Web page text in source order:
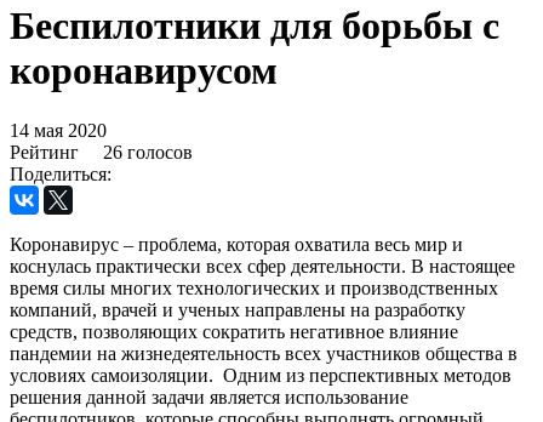
Беспилотники для борьбы с
коронавирусом
14 мая 2020
Рейтинг
26 голосов
Поделиться:
Коронавирус – проблема, которая охватила весь мир и
коснулась практически всех сфер деятельности. В настоящее
время силы многих технологических и производственных
компаний, врачей и ученых направлены на разработку
средств, позволяющих сократить негативное влияние
пандемии на жизнедеятельность всех участников общества в
условиях самоизоляции. Одним из перспективных методов
решения данной задачи является использование